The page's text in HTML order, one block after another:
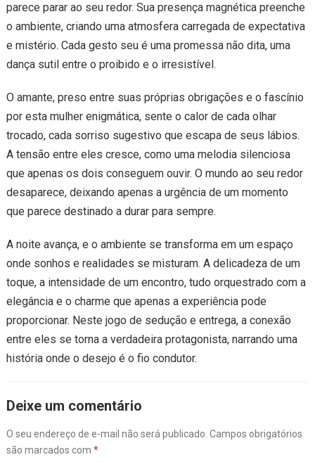
parece parar ao seu redor. Sua presença magnética preenche
o ambiente, criando uma atmosfera carregada de expectativa
e mistério. Cada gesto seu é uma promessa não dita, uma
dança sutil entre o proibido e o irresistível.
O amante, preso entre suas próprias obrigações e o fascínio
por esta mulher enigmática, sente o calor de cada olhar
trocado, cada sorriso sugestivo que escapa de seus lábios.
A tensão entre eles cresce, como uma melodia silenciosa
que apenas os dois conseguem ouvir. O mundo ao seu redor
desaparece, deixando apenas a urgência de um momento
que parece destinado a durar para sempre.
A noite avança, e o ambiente se transforma em um espaço
onde sonhos e realidades se misturam. A delicadeza de um
toque, a intensidade de um encontro, tudo orquestrado com a
elegância e o charme que apenas a experiência pode
proporcionar. Neste jogo de sedução e entrega, a conexão
entre eles se torna a verdadeira protagonista, narrando uma
história onde o desejo é o fio condutor.
Deixe um comentário
O seu endereço de e-mail não será publicado. Campos obrigatórios
são marcados com *